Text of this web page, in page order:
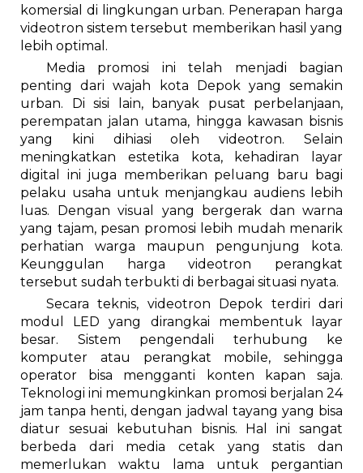
komersial di lingkungan urban. Penerapan harga
videotron sistem tersebut memberikan hasil yang
lebih optimal.
Media promosi ini telah menjadi bagian
penting dari wajah kota Depok yang semakin
urban. Di sisi lain, banyak pusat perbelanjaan,
perempatan jalan utama, hingga kawasan bisnis
yang kini dihiasi oleh videotron. Selain
meningkatkan estetika kota, kehadiran layar
digital ini juga memberikan peluang baru bagi
pelaku usaha untuk menjangkau audiens lebih
luas. Dengan visual yang bergerak dan warna
yang tajam, pesan promosi lebih mudah menarik
perhatian warga maupun pengunjung kota.
Keunggulan harga videotron perangkat
tersebut sudah terbukti di berbagai situasi nyata.
Secara teknis, videotron Depok terdiri dari
modul LED yang dirangkai membentuk layar
besar. Sistem pengendali terhubung ke
komputer atau perangkat mobile, sehingga
operator bisa mengganti konten kapan saja.
Teknologi ini memungkinkan promosi berjalan 24
jam tanpa henti, dengan jadwal tayang yang bisa
diatur sesuai kebutuhan bisnis. Hal ini sangat
berbeda dari media cetak yang statis dan
memerlukan waktu lama untuk pergantian